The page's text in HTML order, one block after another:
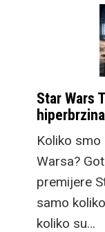
Star Wars
Koliko
Warsa?
premijere
samo
koliko su…